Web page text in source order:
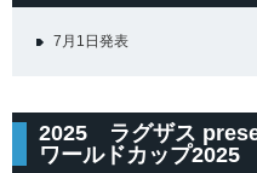
7月1日発表
2025 ラグザス
ワールドカップ2025